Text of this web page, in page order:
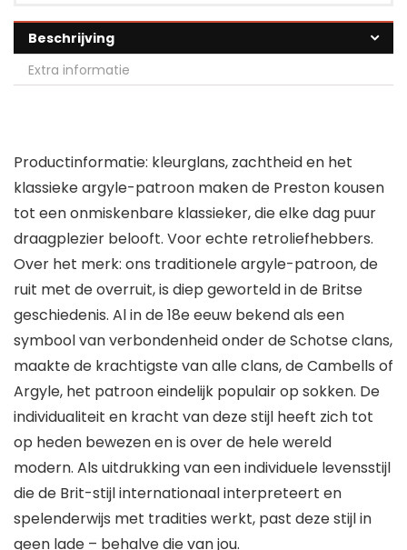
Beschrijving
Extra informatie
Productinformatie: kleurglans, zachtheid en het
klassieke argyle-patroon maken de Preston kousen
tot een onmiskenbare klassieker, die elke dag puur
draagplezier belooft. Voor echte retroliefhebbers.
Over het merk: ons traditionele argyle-patroon, de
ruit met de overruit, is diep geworteld in de Britse
geschiedenis. Al in de 18e eeuw bekend als een
symbool van verbondenheid onder de Schotse clans,
maakte de krachtigste van alle clans, de Cambells of
Argyle, het patroon eindelijk populair op sokken. De
individualiteit en kracht van deze stijl heeft zich tot
op heden bewezen en is over de hele wereld
modern. Als uitdrukking van een individuele levensstijl
die de Brit-stijl internationaal interpreteert en
spelenderwijs met tradities werkt, past deze stijl in
geen lade – behalve die van jou.